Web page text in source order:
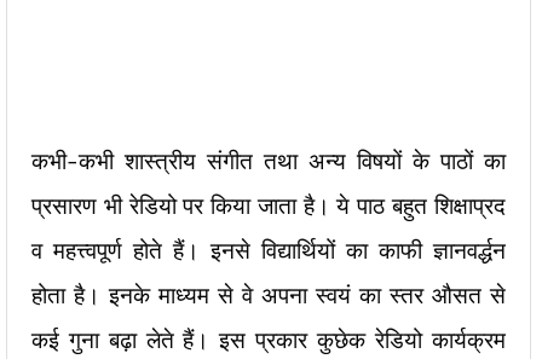
कभी-कभी शास्त्रीय संगीत तथा अन्य विषयों के पाठों का
प्रसारण भी रेडियो पर किया जाता है। ये पाठ बहुत शिक्षाप्रद
व महत्त्वपूर्ण होते हैं। इनसे विद्यार्थियों का काफी ज्ञानवर्द्धन
होता है। इनके माध्यम से वे अपना स्वयं का स्तर औसत से
कई गुना बढ़ा लेते हैं। इस प्रकार कुछेक रेडियो कार्यक्रम